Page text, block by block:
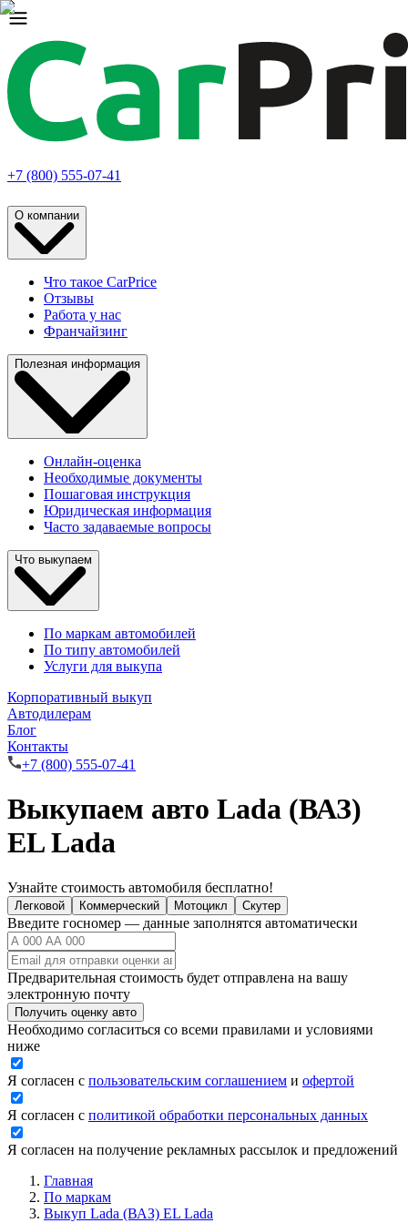
+7 (800) 555-07-41
О компании
Что такое CarPrice
Отзывы
Работа у нас
Франчайзинг
Полезная информация
Онлайн-оценка
Необходимые документы
Пошаговая инструкция
Юридическая информация
Часто задаваемые вопросы
Что выкупаем
По маркам автомобилей
По типу автомобилей
Услуги для выкупа
Корпоративный выкуп
Автодилерам
Блог
Контакты
+7 (800) 555-07-41
Выкупаем авто Lada (ВАЗ)
EL Lada
Узнайте стоимость автомобиля бесплатно!
Легковой Коммерческий Мотоцикл Скутер
Введите госномер — данные заполнятся автоматически
Предварительная стоимость будет отправлена на вашу
электронную почту
Получить оценку авто
Необходимо согласиться со всеми правилами и условиями
ниже
Я согласен с пользовательским соглашением и офертой
Я согласен с политикой обработки персональных данных
Я согласен на получение рекламных рассылок и предложений
Главная
По маркам
Выкуп Lada (ВАЗ) EL Lada